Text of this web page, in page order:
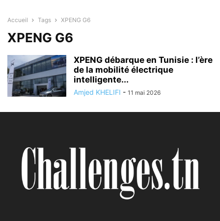
Accueil Tags XPENG G6
XPENG G6
XPENG débarque en Tunisie : l’ère
de la mobilité électrique
intelligente...
Amjed KHELIFI - 11 mai 2026